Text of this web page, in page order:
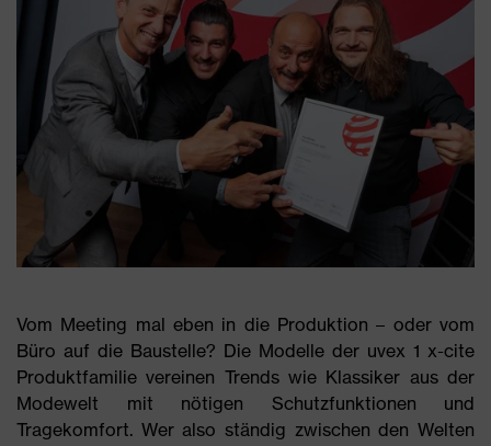
Vom Meeting mal eben in die Produktion – oder vom
Büro auf die Baustelle? Die Modelle der uvex 1 x-cite
Produktfamilie vereinen Trends wie Klassiker aus der
Modewelt mit nötigen Schutzfunktionen und
Tragekomfort. Wer also ständig zwischen den Welten